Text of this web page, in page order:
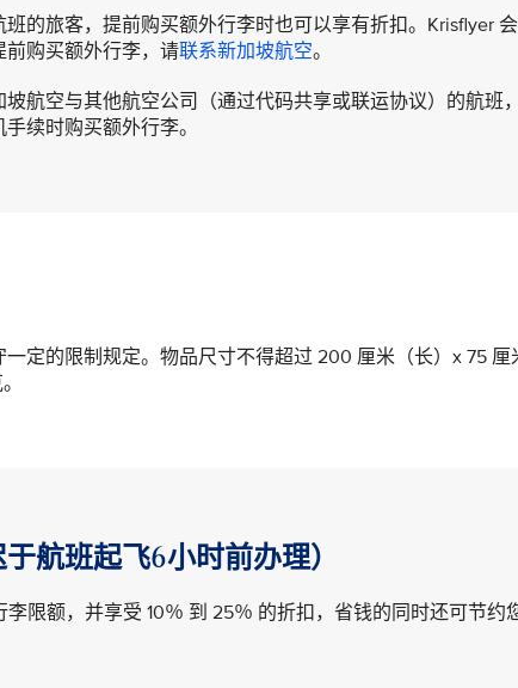
的旅客，提前购买额外行李时也可以享有折扣。Krisflyer
购买额外行李，请联系新加坡航空。
航空与其他航空公司（通过代码共享或联运协议）的航班，
续时购买额外行李。
定的限制规定。物品尺寸不得超过 200 厘米（长）x 75 厘
航班起飞6小时前办理）
限额，并享受 10％ 到 25％ 的折扣，省钱的同时还可节约